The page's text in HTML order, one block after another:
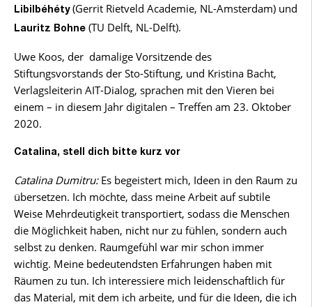
Libilbéhéty (Gerrit Rietveld Academie, NL-Amsterdam) und
Lauritz Bohne (TU Delft, NL-Delft).
Uwe Koos, der damalige Vorsitzende des
Stiftungsvorstands der Sto-Stiftung, und Kristina Bacht,
Verlagsleiterin AIT-Dialog, sprachen mit den Vieren bei
einem – in diesem Jahr digitalen – Treffen am 23. Oktober
2020.
Catalina, stell dich bitte kurz vor
Catalina Dumitru:Es begeistert mich, Ideen in den Raum zu
übersetzen. Ich möchte, dass meine Arbeit auf subtile
Weise Mehrdeutigkeit transportiert, sodass die Menschen
die Möglichkeit haben, nicht nur zu fühlen, sondern auch
selbst zu denken. Raumgefühl war mir schon immer
wichtig. Meine bedeutendsten Erfahrungen haben mit
Räumen zu tun. Ich interessiere mich leidenschaftlich für
das Material, mit dem ich arbeite, und für die Ideen, die ich